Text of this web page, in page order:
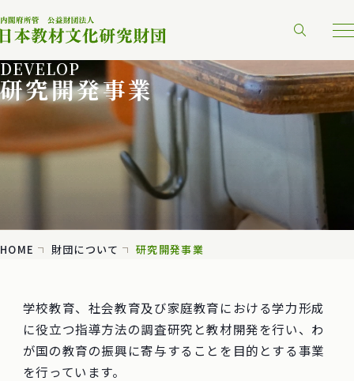
DEVELOP
研究開発事業
HOME 財団について 研究開発事業
学校教育、社会教育及び家庭教育における学力形成
に役立つ指導方法の調査研究と教材開発を行い、わ
が国の教育の振興に寄与することを目的とする事業
を行っています。